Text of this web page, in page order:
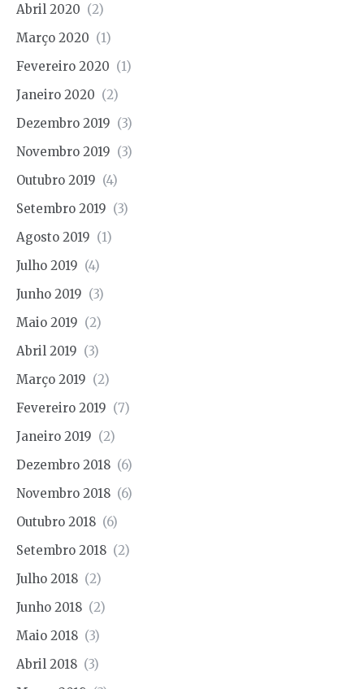
Abril 2020 (2)
Março 2020 (1)
Fevereiro 2020 (1)
Janeiro 2020 (2)
Dezembro 2019 (3)
Novembro 2019 (3)
Outubro 2019 (4)
Setembro 2019 (3)
Agosto 2019 (1)
Julho 2019 (4)
Junho 2019 (3)
Maio 2019 (2)
Abril 2019 (3)
Março 2019 (2)
Fevereiro 2019 (7)
Janeiro 2019 (2)
Dezembro 2018 (6)
Novembro 2018 (6)
Outubro 2018 (6)
Setembro 2018 (2)
Julho 2018 (2)
Junho 2018 (2)
Maio 2018 (3)
Abril 2018 (3)